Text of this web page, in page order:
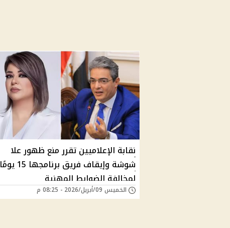
نقابة الإعلاميين تقرر منع ظهور علا
شوشة وإيقاف فريق برنامجها 15 يومًا
لمخالفة الضوابط المهنية
الخميس 09/أبريل/2026 - 08:25 م